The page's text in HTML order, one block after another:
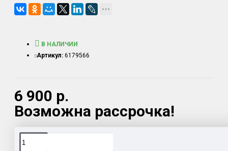
6 900 р.
Возможна рассрочка!
В НАЛИЧИИ
Артикул: 6179566
Доставка товара по всему Таможенному союзу.